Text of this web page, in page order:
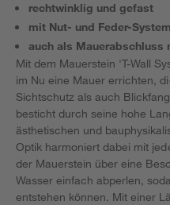
rechtwinklig und gefast
mit Nut- und Feder-System
auch als Mauerabschluss
Mit dem Mauerstein 'T-Wall
im Nu eine Mauer errichten,
Sichtschutz als auch
besticht durch seine hohe
ästhetischen und
Optik harmoniert dabei mit
der Mauerstein über eine
Wasser einfach abperlen,
entstehen können. Mit einer